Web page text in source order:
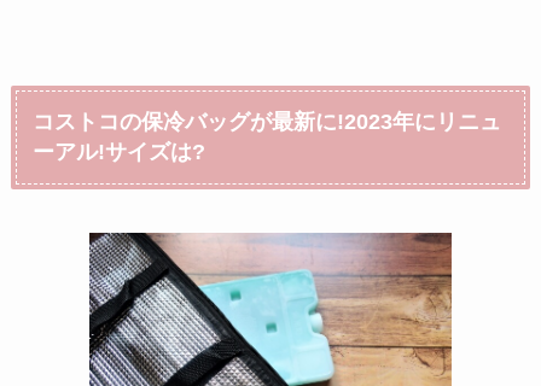
コストコの保冷バッグが最新に!2023年にリニュ
ーアル!サイズは?